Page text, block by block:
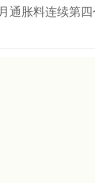
通胀料连续第